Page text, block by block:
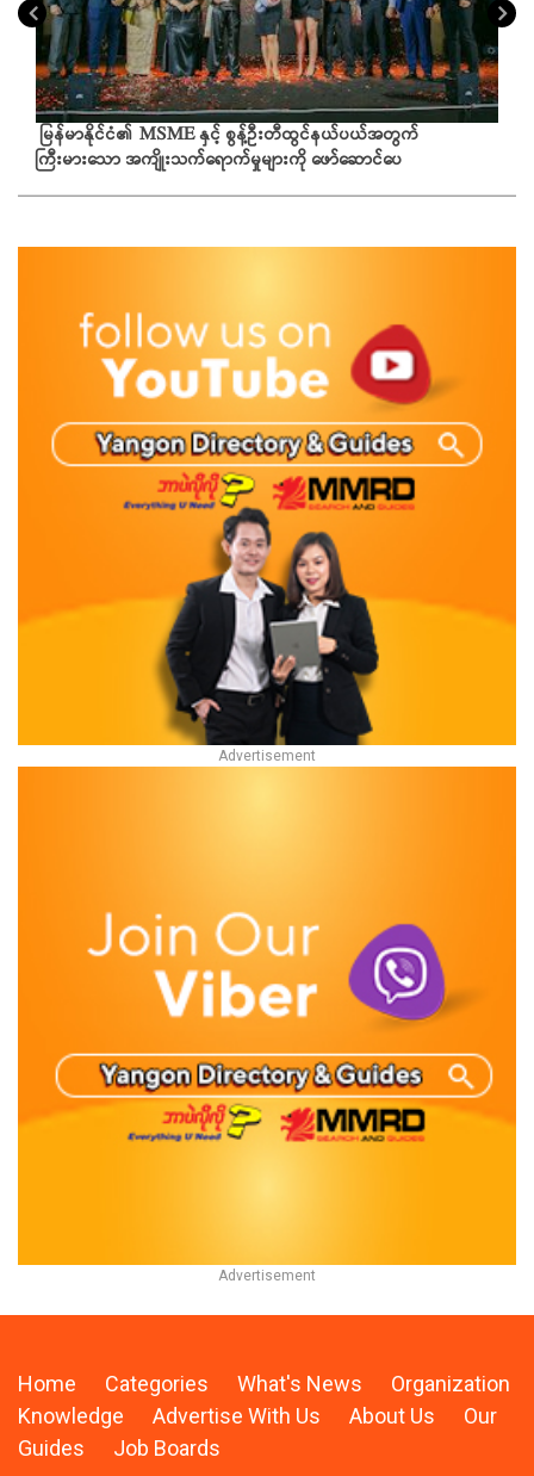
မြန်မာနိုင်ငံ၏ MSME နှင့် စွန့်ဦးတီထွင်နယ်ပယ်အတွက်
ကြီးမားသော အကျိုးသက်ရောက်မှုများကို ဖော်ဆောင်ပေ
Home Categories What's News
Organization
Knowledge
Advertise With Us About Us
Our
Guides
Job Boards